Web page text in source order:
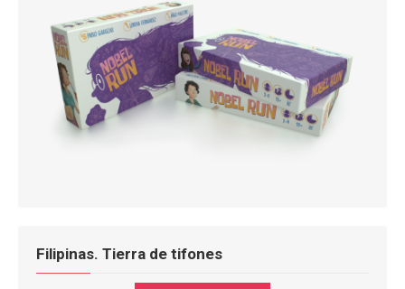
Filipinas. Tierra de tifones